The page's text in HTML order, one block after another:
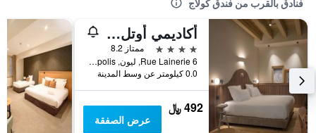
فنادق بالقرب من فندق كولاج
أكاديمي أوتل ليون
4 نجوم
ممتاز 8.2
6 Rue Lainerie, ليون, Lyon Metropolis, فرنسا
0.0 كيلومتر عن وسط المدينة
492 ﷼
عرض الصفقة